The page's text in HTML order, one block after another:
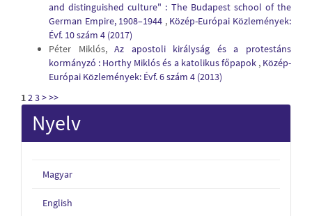
and distinguished culture" : The Budapest school of the
German Empire, 1908–1944 , Közép-Európai Közlemények:
Évf. 10 szám 4 (2017)
Péter Miklós,Az apostoli királyság és a protestáns
kormányzó : Horthy Miklós és a katolikus főpapok , Közép-
Európai Közlemények: Évf. 6 szám 4 (2013)
123>>>
Nyelv
Magyar
English